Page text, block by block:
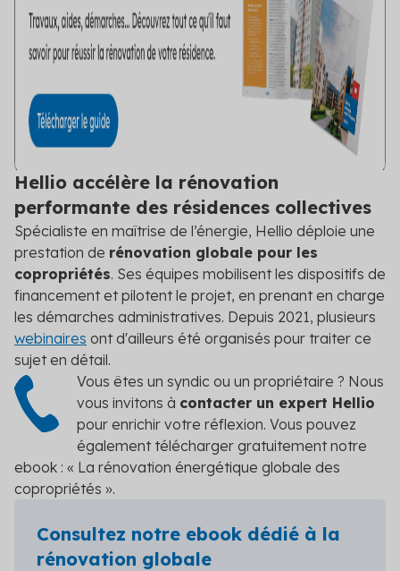
Hellio accélère la rénovation
performante des résidences collectives
Spécialiste en maîtrise de l’énergie, Hellio déploie une
prestation de rénovation globale pour les
copropriétés. Ses équipes mobilisent les dispositifs de
financement et pilotent le projet, en prenant en charge
les démarches administratives. Depuis 2021, plusieurs
webinaires ont d'ailleurs été organisés pour traiter ce
sujet en détail.
Vous êtes un syndic ou un propriétaire ? Nous
vous invitons à contacter un expert Hellio
pour enrichir votre réflexion. Vous pouvez
également télécharger gratuitement notre
ebook : « La rénovation énergétique globale des
copropriétés ».
Consultez notre ebook dédié à la
rénovation globale